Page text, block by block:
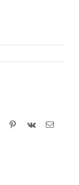
WhatsApp
Pinterest
Vk
E-